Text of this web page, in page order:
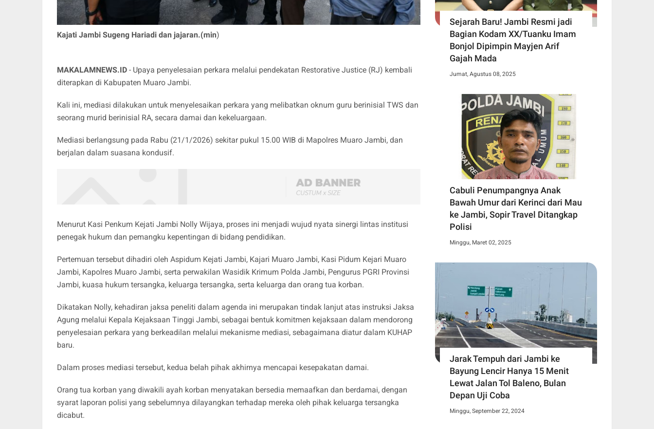
Kajati Jambi Sugeng Hariadi dan jajaran.(min)
MAKALAMNEWS.ID - Upaya penyelesaian perkara melalui pendekatan Restorative Justice (RJ) kembali
diterapkan di Kabupaten Muaro Jambi.
Kali ini, mediasi dilakukan untuk menyelesaikan perkara yang melibatkan oknum guru berinisial TWS dan
seorang murid berinisial RA, secara damai dan kekeluargaan.
Mediasi berlangsung pada Rabu (21/1/2026) sekitar pukul 15.00 WIB di Mapolres Muaro Jambi, dan
berjalan dalam suasana kondusif.
Menurut Kasi Penkum Kejati Jambi Nolly Wijaya, proses ini menjadi wujud nyata sinergi lintas institusi
penegak hukum dan pemangku kepentingan di bidang pendidikan.
Pertemuan tersebut dihadiri oleh Aspidum Kejati Jambi, Kajari Muaro Jambi, Kasi Pidum Kejari Muaro
Jambi, Kapolres Muaro Jambi, serta perwakilan Wasidik Krimum Polda Jambi, Pengurus PGRI Provinsi
Jambi, kuasa hukum tersangka, keluarga tersangka, serta keluarga dan orang tua korban.
Dikatakan Nolly, kehadiran jaksa peneliti dalam agenda ini merupakan tindak lanjut atas instruksi Jaksa
Agung melalui Kepala Kejaksaan Tinggi Jambi, sebagai bentuk komitmen kejaksaan dalam mendorong
penyelesaian perkara yang berkeadilan melalui mekanisme mediasi, sebagaimana diatur dalam KUHAP
baru.
Dalam proses mediasi tersebut, kedua belah pihak akhirnya mencapai kesepakatan damai.
Orang tua korban yang diwakili ayah korban menyatakan bersedia memaafkan dan berdamai, dengan
syarat laporan polisi yang sebelumnya dilayangkan terhadap mereka oleh pihak keluarga tersangka
dicabut.
Sejarah Baru! Jambi Resmi jadi
Bagian Kodam XX/Tuanku Imam
Bonjol Dipimpin Mayjen Arif
Gajah Mada
Jumat, Agustus 08, 2025
Cabuli Penumpangnya Anak
Bawah Umur dari Kerinci dari Mau
ke Jambi, Sopir Travel Ditangkap
Polisi
Minggu, Maret 02, 2025
Jarak Tempuh dari Jambi ke
Bayung Lencir Hanya 15 Menit
Lewat Jalan Tol Baleno, Bulan
Depan Uji Coba
Minggu, September 22, 2024